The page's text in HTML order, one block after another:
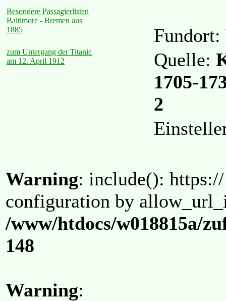
Besondere Passagierlisten
Baltimore - Bremen aus
1885
zum Untergang der Titanic
am 12. April 1912
Fundort:
Quelle:
1705-
2
Warning: include():
configuration by
/www/htdocs/w018815a/
148
Warning: